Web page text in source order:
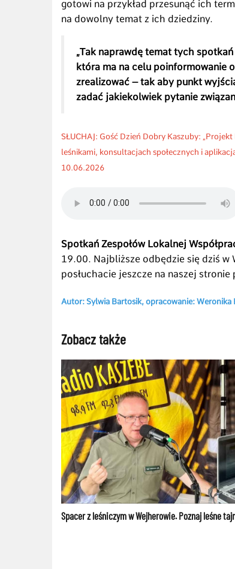
gotowi na przykład przesunąć ich
na dowolny temat z ich dziedziny.
„Tak naprawdę temat tych
która ma na celu poinformowanie
zrealizować – tak aby punkt
zadać jakiekolwiek pytanie
SŁUCHAJ: Gość Dzień Dobry Kaszuby:
leśnikami, konsultacjach społecznych i
10.06.2026
Spotkań Zespołów Lokalnej
19.00. Najbliższe odbędzie się dziś
posłuchacie jeszcze na naszej stronie
Autor: Sylwia Bartosik, opracowanie: Weronika
Zobacz także
Spacer z leśniczym w Wejherowie. Poznaj leśne